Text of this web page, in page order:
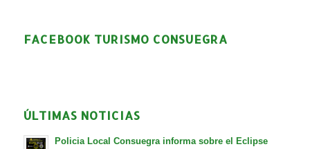
FACEBOOK TURISMO CONSUEGRA
ÚLTIMAS NOTICIAS
Policia Local Consuegra informa sobre el Eclipse